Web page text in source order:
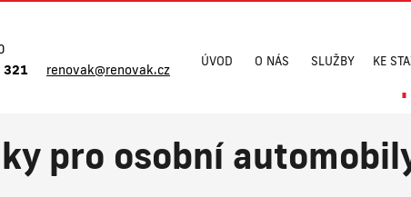
321
renovak@renovak.cz
ÚVOD O NÁS SLUŽBY KE
pro osobní